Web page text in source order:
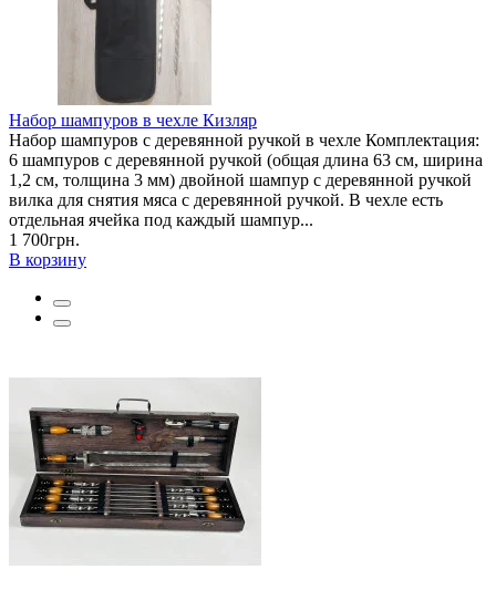
Набор шампуров в чехле Кизляр
Набор шампуров с деревянной ручкой в чехле Комплектация:
6 шампуров с деревянной ручкой (общая длина 63 см, ширина
1,2 см, толщина 3 мм) двойной шампур с деревянной ручкой
вилка для снятия мяса с деревянной ручкой. В чехле есть
отдельная ячейка под каждый шампур...
1 700грн.
В корзину